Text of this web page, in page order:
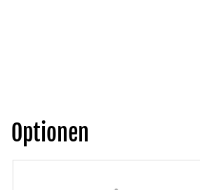
Optionen